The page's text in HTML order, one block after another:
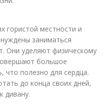
гористой местности и
заниматься
Они уделяют физическому
большое
что полезно для сердца.
до конца своих дней,
дивану.